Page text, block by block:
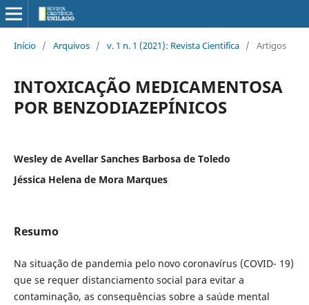
Início / Arquivos / v. 1 n. 1 (2021): Revista Cientifica / Artigos
INTOXICAÇÃO MEDICAMENTOSA
POR BENZODIAZEPÍNICOS
Wesley de Avellar Sanches Barbosa de Toledo
Jéssica Helena de Mora Marques
Resumo
Na situação de pandemia pelo novo coronavírus (COVID- 19)
que se requer distanciamento social para evitar a
contaminação, as consequências sobre a saúde mental